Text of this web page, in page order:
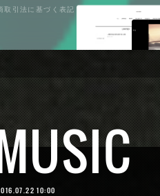
10:00
取引法に基づく表記